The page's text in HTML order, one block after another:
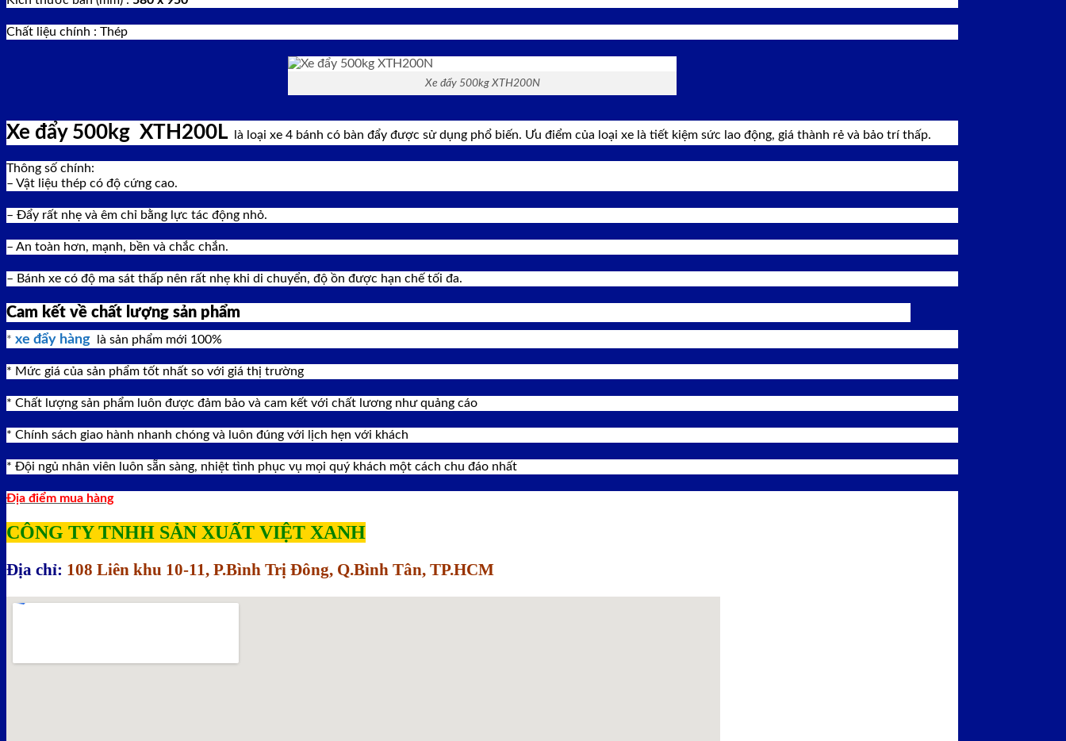
Chất liệu chính : Thép
Xe đẩy 500kg XTH200N
Xe đẩy 500kg XTH200L là loại xe 4 bánh có bàn đẩy được sử dụng phổ biến. Ưu điểm của loại xe là tiết kiệm sức lao động, giá thành rẻ và bảo trí thấp.
Thông số chính:
– Vật liệu thép có độ cứng cao.
– Đẩy rất nhẹ và êm chỉ bằng lực tác động nhỏ.
– An toàn hơn, mạnh, bền và chắc chắn.
– Bánh xe có độ ma sát thấp nên rất nhẹ khi di chuyển, độ ồn được hạn chế tối đa.
Cam kết về chất lượng sản phẩm
* xe đẩy hàng là sản phẩm mới 100%
* Mức giá của sản phẩm tốt nhất so với giá thị trường
* Chất lượng sản phẩm luôn được đảm bảo và cam kết với chất lương như quảng cáo
* Chính sách giao hành nhanh chóng và luôn đúng với lịch hẹn với khách
* Đội ngủ nhân viên luôn sẵn sàng, nhiệt tình phục vụ mọi quý khách một cách chu đáo nhất
Địa điểm mua hàng
CÔNG TY TNHH SẢN XUẤT VIỆT XANH
Địa chỉ: 108 Liên khu 10-11, P.Bình Trị Đông, Q.Bình Tân, TP.HCM